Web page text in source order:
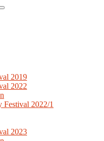
Search
2019
2022
Festival 2022/1
2023